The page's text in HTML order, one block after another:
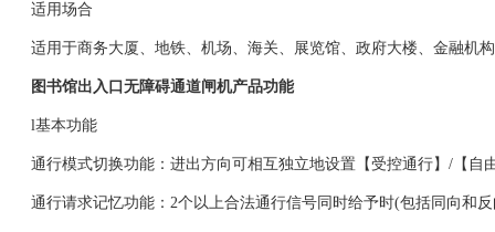
适用场合
适用于商务大厦、地铁、机场、海关、展览馆、政府大楼、金融机
图书馆出入口无障碍通道闸机产品功能
l基本功能
通行模式切换功能：进出方向可相互独立地设置【受控通行】/【自
通行请求记忆功能：2个以上合法通行信号同时给予时(包括同向和